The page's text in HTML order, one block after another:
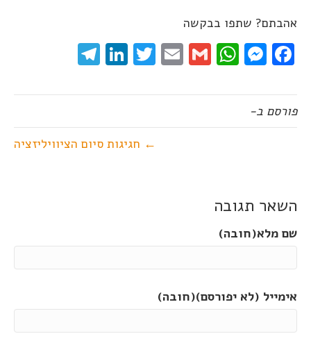
אהבתם? שתפו בבקשה
Facebook
Messenger
WhatsApp
Gmail
Email
Twitter
LinkedIn
פורסם ב-
← חגיגות סיום הציוויליזציה
השאר תגובה
שם מלא(חובה)
אימייל (לא יפורסם)(חובה)